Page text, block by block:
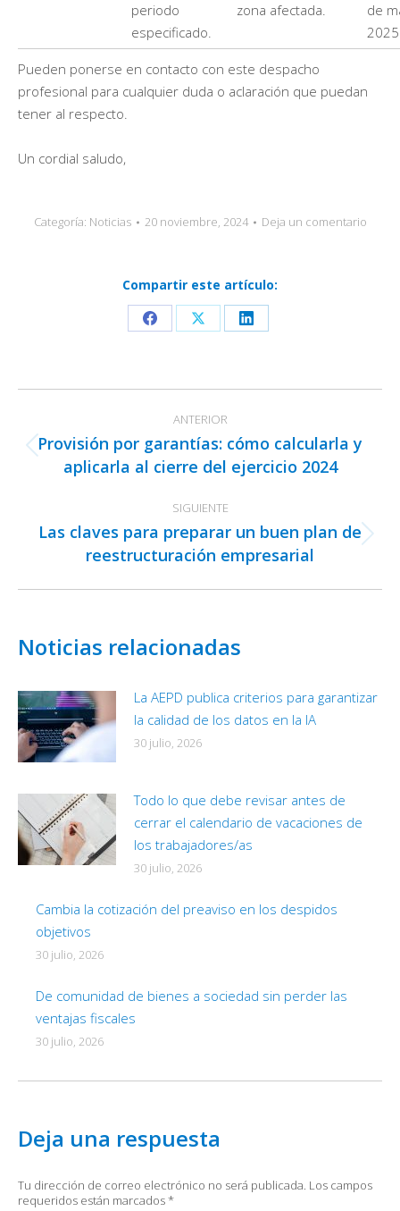
periodo
especificado.
zona afectada.
de
Pueden ponerse en contacto con este despacho
profesional para cualquier duda o aclaración que puedan
tener al respecto.
Un cordial saludo,
Categoría: Noticias 20 noviembre, 2024 Deja un comentario
Compartir este artículo:
Share
Facebook
Share
X
Share
LinkedIn
entre
publicaciones
ANTERIOR
Publicación
anterior:
Provisión por garantías: cómo calcularla y
aplicarla al cierre del ejercicio 2024
SIGUIENTE
Publicación
siguiente:
Las claves para preparar un buen plan de
reestructuración empresarial
Noticias relacionadas
La AEPD publica criterios para garantizar
la calidad de los datos en la IA
30 julio, 2026
Todo lo que debe revisar antes de
cerrar el calendario de vacaciones de
los trabajadores/as
30 julio, 2026
Cambia la cotización del preaviso en los despidos
objetivos
30 julio, 2026
De comunidad de bienes a sociedad sin perder las
ventajas fiscales
30 julio, 2026
Deja una respuesta
Tu dirección de correo electrónico no será publicada. Los campos
requeridos están marcados*